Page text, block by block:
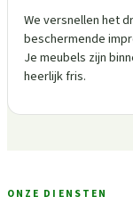
We versnellen het
beschermende
Je meubels zijn
heerlijk fris.
ONZE DIENSTEN